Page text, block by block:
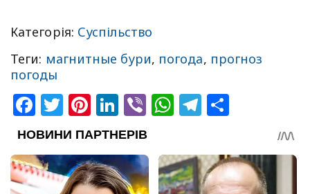
Категорія: Суспільство
Теги: магнитные бури, погода, прогноз
погоды
Facebook
Twitter
Pinterest
LinkedIn
ViberWhatsApp
Telegram